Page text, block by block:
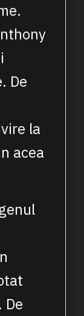
De
la
acea
De